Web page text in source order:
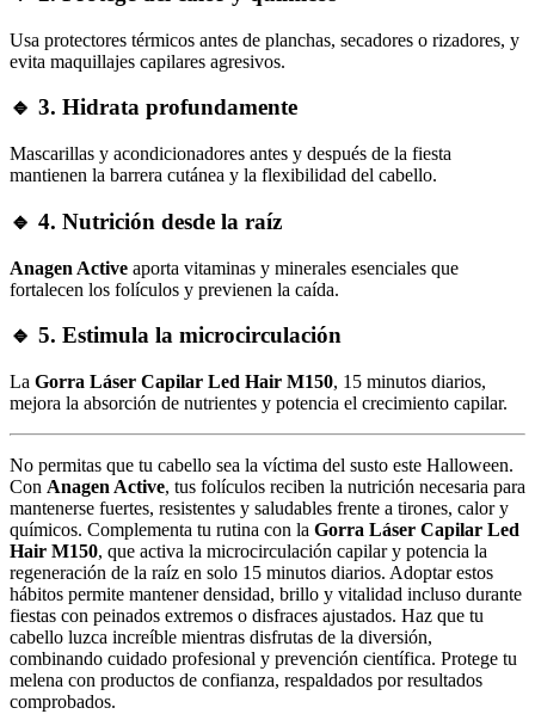
Usa protectores térmicos antes de planchas, secadores o rizadores, y
evita maquillajes capilares agresivos.
🔹 3. Hidrata profundamente
Mascarillas y acondicionadores antes y después de la fiesta
mantienen la barrera cutánea y la flexibilidad del cabello.
🔹 4. Nutrición desde la raíz
Anagen Active aporta vitaminas y minerales esenciales que
fortalecen los folículos y previenen la caída.
🔹 5. Estimula la microcirculación
La Gorra Láser Capilar Led Hair M150, 15 minutos diarios,
mejora la absorción de nutrientes y potencia el crecimiento capilar.
No permitas que tu cabello sea la víctima del susto este Halloween.
Con Anagen Active, tus folículos reciben la nutrición necesaria para
mantenerse fuertes, resistentes y saludables frente a tirones, calor y
químicos. Complementa tu rutina con la Gorra Láser Capilar Led
Hair M150, que activa la microcirculación capilar y potencia la
regeneración de la raíz en solo 15 minutos diarios. Adoptar estos
hábitos permite mantener densidad, brillo y vitalidad incluso durante
fiestas con peinados extremos o disfraces ajustados. Haz que tu
cabello luzca increíble mientras disfrutas de la diversión,
combinando cuidado profesional y prevención científica. Protege tu
melena con productos de confianza, respaldados por resultados
comprobados.